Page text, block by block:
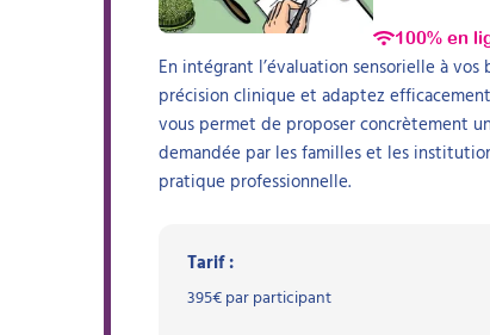
100% en
En intégrant l’évaluation sensorielle à
précision clinique et adaptez
vous permet de proposer concrètement
demandée par les familles et les
pratique professionnelle.
Tarif :
395€ par participant